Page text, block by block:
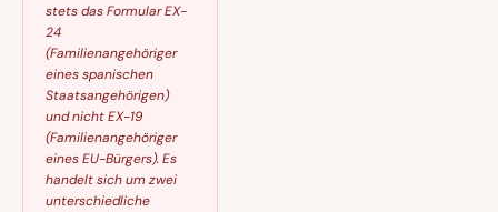
stets das Formular EX-
24
(Familienangehöriger
eines spanischen
Staatsangehörigen)
und nicht EX-19
(Familienangehöriger
eines EU-Bürgers). Es
handelt sich um zwei
unterschiedliche